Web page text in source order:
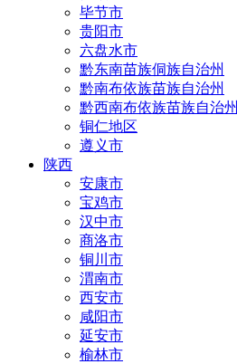
毕节市
贵阳市
六盘水市
黔东南苗族侗族自治州
黔南布依族苗族自治州
黔西南布依族苗族自治州
铜仁地区
遵义市
陕西
安康市
宝鸡市
汉中市
商洛市
铜川市
渭南市
西安市
咸阳市
延安市
榆林市